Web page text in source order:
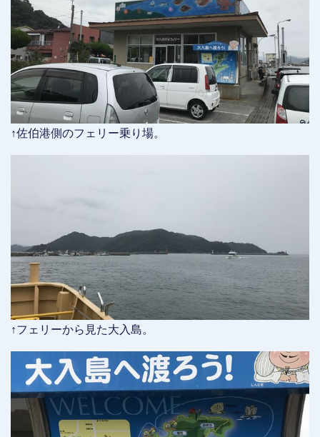
↑佐伯港側のフェリー乗り場。
↑フェリーから見た大入島。